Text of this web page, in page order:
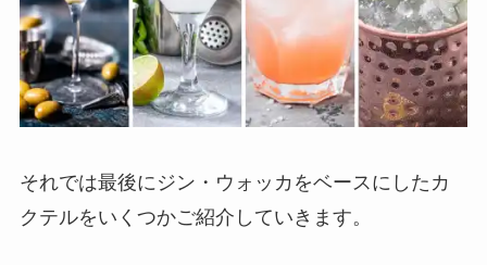
それでは最後にジン・ウォッカをベースにしたカ
クテルをいくつかご紹介していきます。